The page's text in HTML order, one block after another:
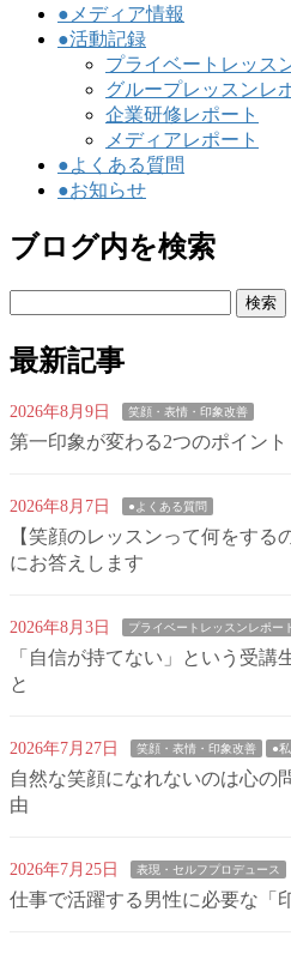
●メディア情報
●活動記録
プライベートレッス
グループレッスンレ
企業研修レポート
メディアレポート
●よくある質問
●お知らせ
ブログ内を検索
最新記事
2026年8月9日 笑顔・表情・印象改善
第一印象が変わる2つのポイン
2026年8月7日 ●よくある質問
【笑顔のレッスンって何をす
にお答えします
2026年8月3日 プライベートレッスンレポー
「自信が持てない」という受講
と
2026年7月27日 笑顔・表情・印象改善 ●
自然な笑顔になれないのは心の
由
2026年7月25日 表現・セルフプロデュース
仕事で活躍する男性に必要な「